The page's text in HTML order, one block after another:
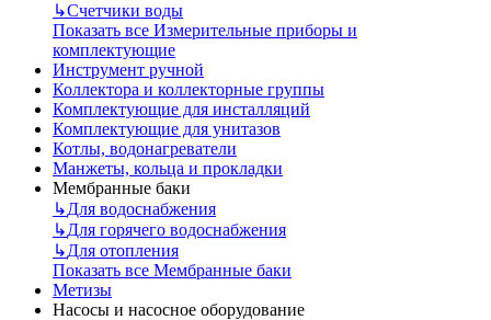
↳Счетчики воды
Показать все Измерительные приборы и
комплектующие
Инструмент ручной
Коллектора и коллекторные группы
Комплектующие для инсталляций
Комплектующие для унитазов
Котлы, водонагреватели
Манжеты, кольца и прокладки
Мембранные баки
↳Для водоснабжения
↳Для горячего водоснабжения
↳Для отопления
Показать все Мембранные баки
Метизы
Насосы и насосное оборудование